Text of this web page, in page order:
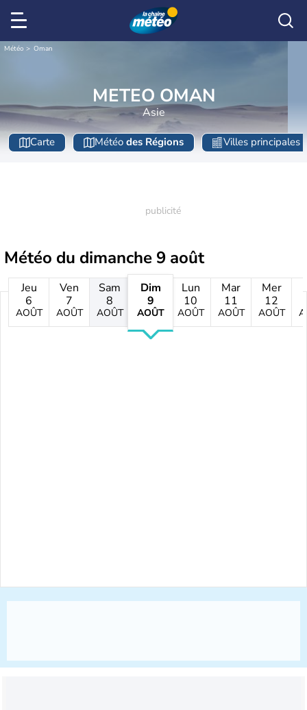
Météo Oman
METEO OMAN
Asie
Carte Météo des Régions Villes principales
Météo du dimanche 9 août
Jeu
6
AOÛT
Ven
7
AOÛT
Sam
8
AOÛT
Dim
9
AOÛT
Lun
10
AOÛT
Mar
11
AOÛT
Mer
12
AOÛT